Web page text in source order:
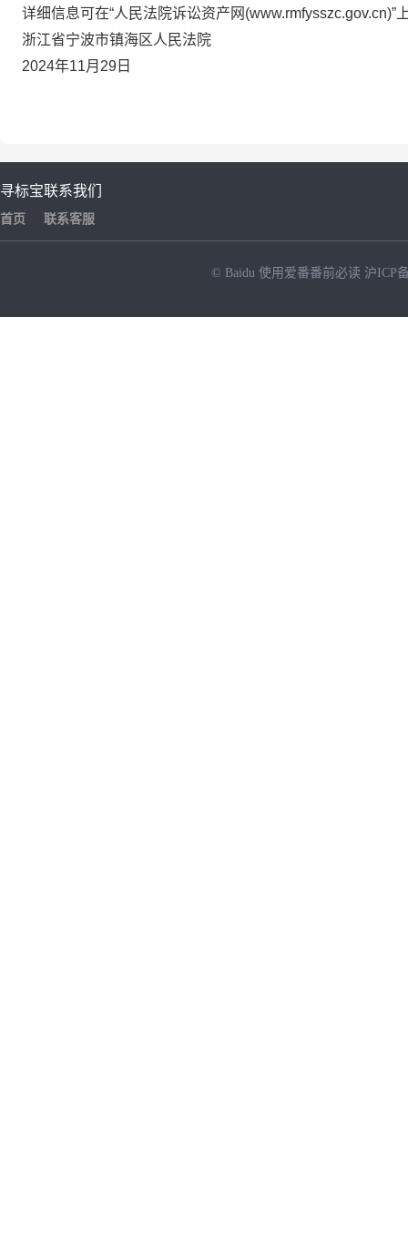
详细信息可在“人民法院诉讼资产网(www.rmfysszc.gov.cn)”
浙江省宁波市镇海区人民法院
2024年11月29 日
寻标宝
首页
联系我们
联系客服
© Baidu 使用爱番番前必读 沪ICP